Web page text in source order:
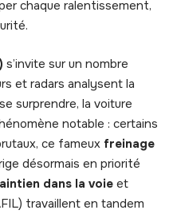
chaque ralentissement,
s’invite sur un nombre
et radars analysent la
surprendre, la voiture
notable : certains
ce fameux freinage
désormais en priorité
dans la voie et
travaillent en tandem